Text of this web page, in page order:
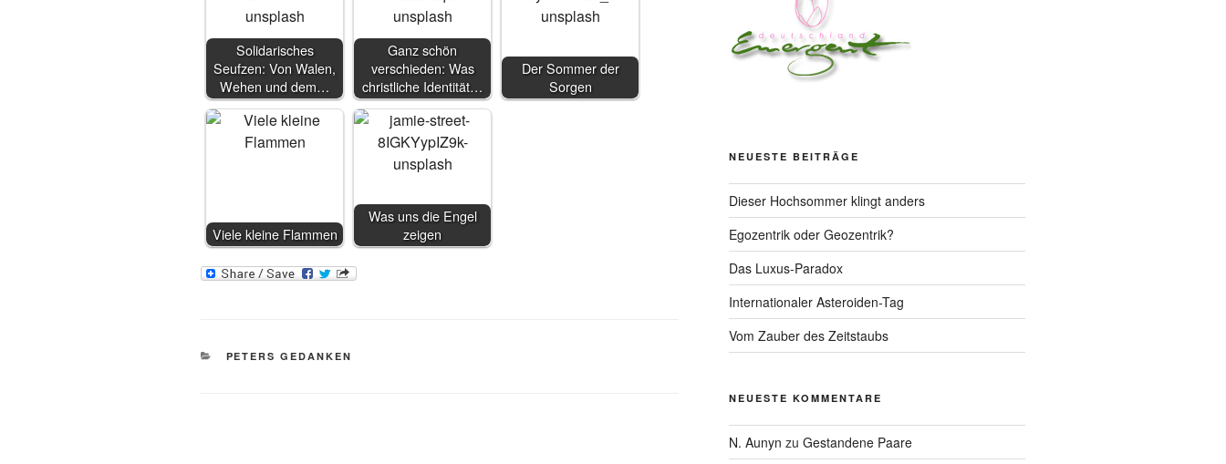
Solidarisches
Seufzen: Von Walen,
Wehen und dem…
Ganz schön
verschieden: Was
christliche Identität…
Der Sommer der
Sorgen
Viele kleine Flammen
Was uns die Engel
zeigen
KATEGORIEN
PETERS GEDANKEN
NEUESTE BEITRÄGE
Dieser Hochsommer klingt anders
Egozentrik oder Geozentrik?
Das Luxus-Paradox
Internationaler Asteroiden-Tag
Vom Zauber des Zeitstaubs
NEUESTE KOMMENTARE
N. Aunyn zu Gestandene Paare